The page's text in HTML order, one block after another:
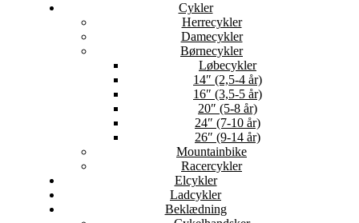
Cykler
Herrecykler
Damecykler
Børnecykler
Løbecykler
14″ (2,5-4 år)
16″ (3,5-5 år)
20″ (5-8 år)
24″ (7-10 år)
26″ (9-14 år)
Mountainbike
Racercykler
Elcykler
Ladcykler
Beklædning